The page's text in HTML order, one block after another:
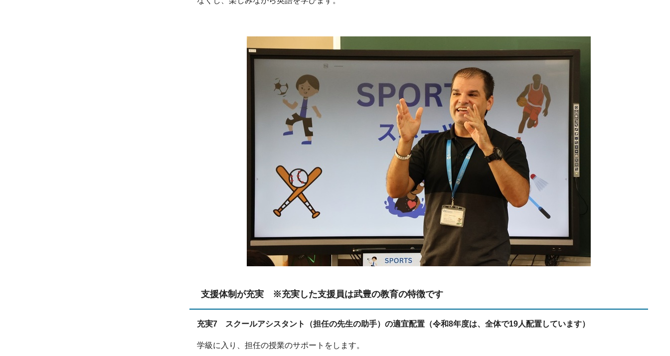
支援体制が充実 ※充実した支援員は武豊の教育の特徴です
充実7 スクールアシスタント（担任の先生の助手）の適宜配置（令和8年度は、全体で19人配置しています）
学級に入り、担任の授業のサポートをします。